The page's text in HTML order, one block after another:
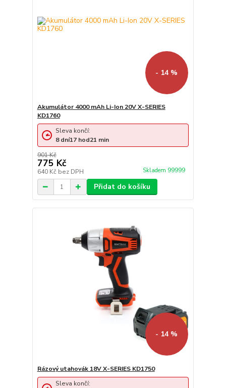
- 14 %
Akumulátor 4000 mAh Li-Ion 20V X-SERIES
KD1760
901 Kč
775 Kč
640 Kč bez DPH Skladem 99999
Sleva končí:
8 dní17 hod21 min
Přidat do košíku
- 14 %
Rázový utahovák 18V X-SERIES KD1750
Sleva končí: